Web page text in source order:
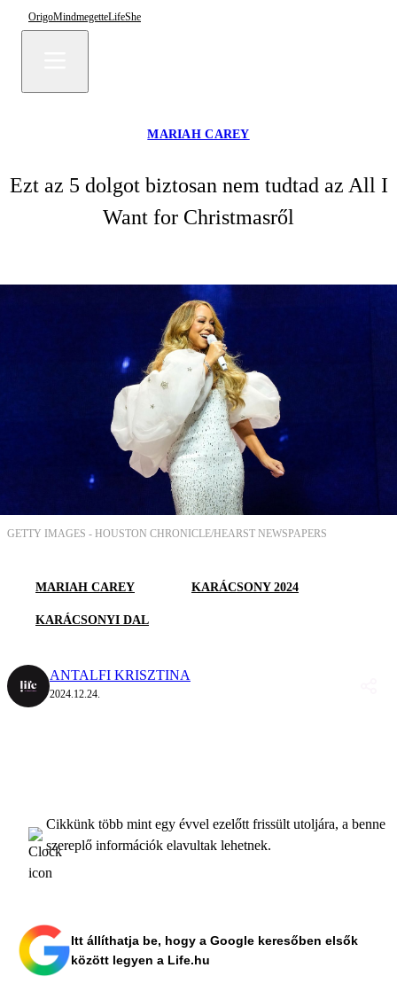
OrigoMindmegetteLifeShe
MARIAH CAREY
Ezt az 5 dolgot biztosan nem tudtad az All I
Want for Christmasről
GETTY IMAGES - HOUSTON CHRONICLE/HEARST NEWSPAPERS
MARIAH CAREY KARÁCSONY 2024
KARÁCSONYI DAL
ANTALFI KRISZTINA
2024.12.24.
Cikkünk több mint egy évvel ezelőtt frissült utoljára, a benne
szereplő információk elavultak lehetnek.
Itt állíthatja be, hogy a Google keresőben elsők
között legyen a Life.hu